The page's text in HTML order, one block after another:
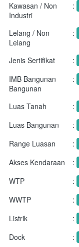
Kawasan / Non
Industri
:
Lelang / Non
Lelang
:
Jenis Sertifikat :
IMB Bangunan
Bangunan
:
Luas Tanah :
Luas Bangunan
:
Range Luasan
:
Akses Kendaraan
:
WTP
:
WWTP
:
Listrik
:
Dock
: